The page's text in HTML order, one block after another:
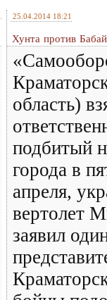
25.04.2014 18:21
Хунта против
область)
подбитый
города в
апреля,
вертолет
заявил